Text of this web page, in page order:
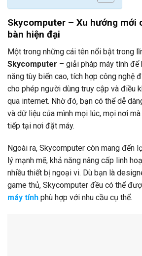
Skycomputer – Xu hướng mới
bàn hiện đại
Một trong những cái tên nổi bật trong
Skycomputer – giải pháp máy tính để
năng tùy biến cao, tích hợp công nghệ
cho phép người dùng truy cập và điều
qua internet. Nhờ đó, bạn có thể dễ
và dữ liệu của mình mọi lúc, mọi nơi
tiếp tại nơi đặt máy.
Ngoài ra, Skycomputer còn mang đến
lý mạnh mẽ, khả năng nâng cấp linh
nhiều thiết bị ngoại vi. Dù bạn là
game thủ, Skycomputer đều có thể
máy tính phù hợp với nhu cầu cụ thể.